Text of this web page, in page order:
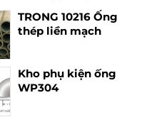
TRONG 10216 Ống
thép liền mạch
Kho phụ kiện ống
WP304